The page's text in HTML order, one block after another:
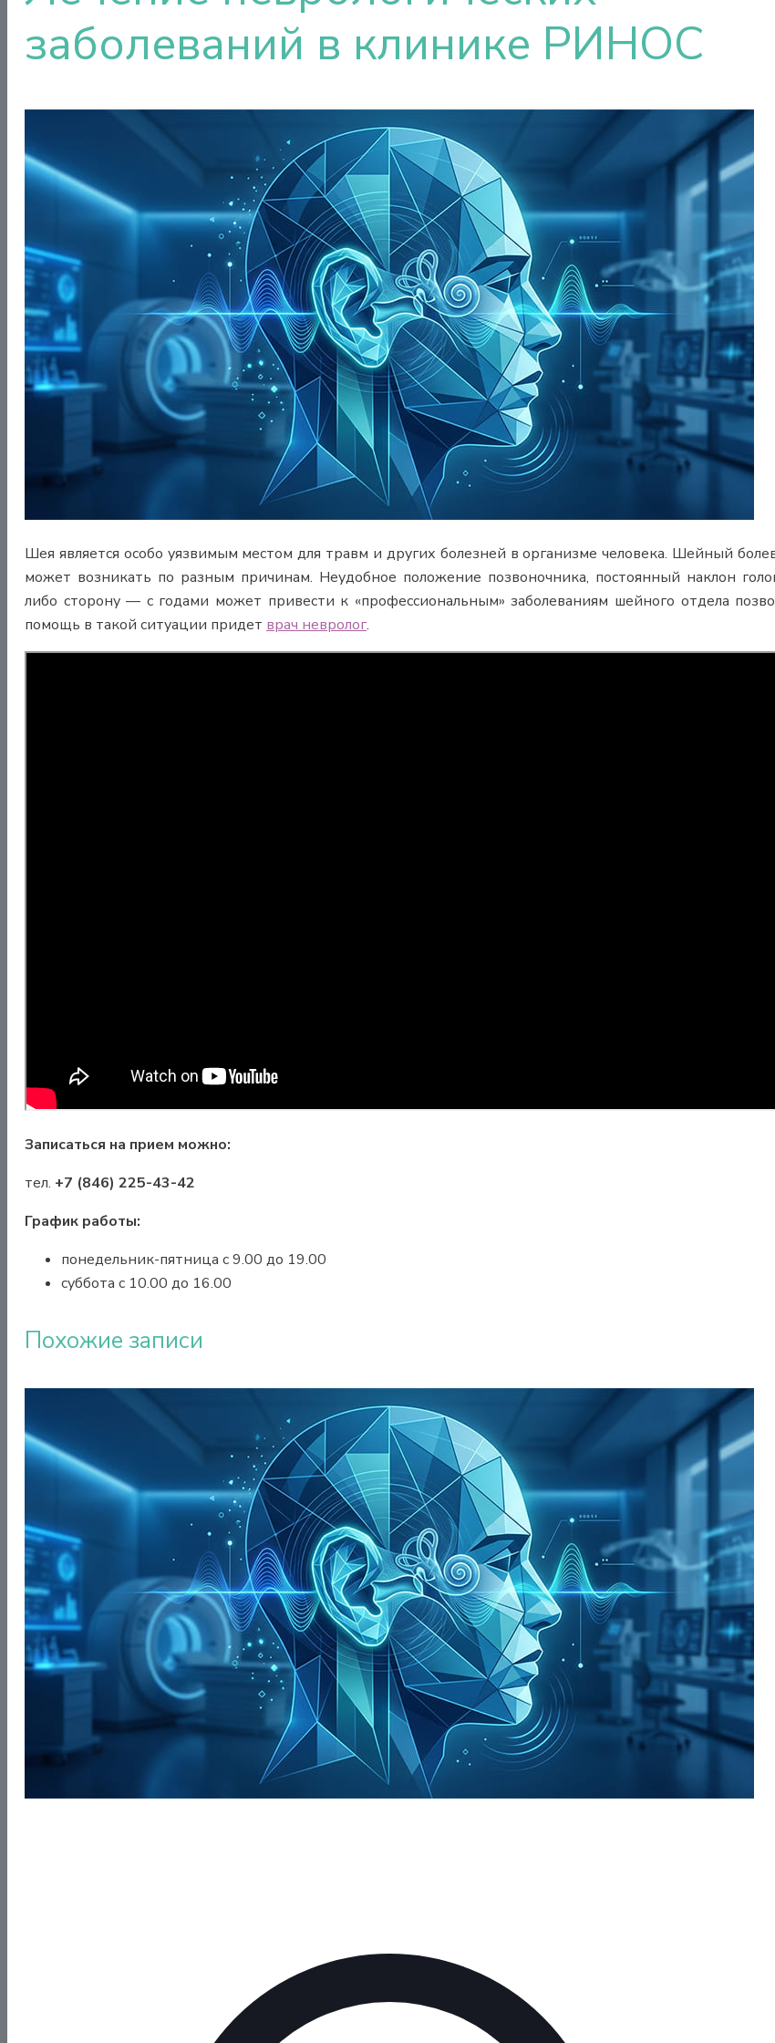
заболеваний в клинике РИНОС
Шея является особо уязвимым местом для травм и других болезней в организме человека. Шейный
может возникать по разным причинам. Неудобное положение позвоночника, постоянный наклон
либо сторону — с годами может привести к «профессиональным» заболеваниям шейного отдела
помощь в такой ситуации придет врач невролог.
Записаться на прием можно:
тел. +7 (846) 225-43-42
График работы:
понедельник-пятница с 9.00 до 19.00
суббота с 10.00 до 16.00
Похожие записи